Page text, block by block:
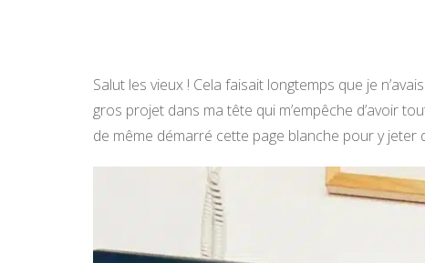
Salut les vieux ! Cela faisait longtemps que je
gros projet dans ma tête qui m’empêche d’avoir
de même démarré cette page blanche pour y